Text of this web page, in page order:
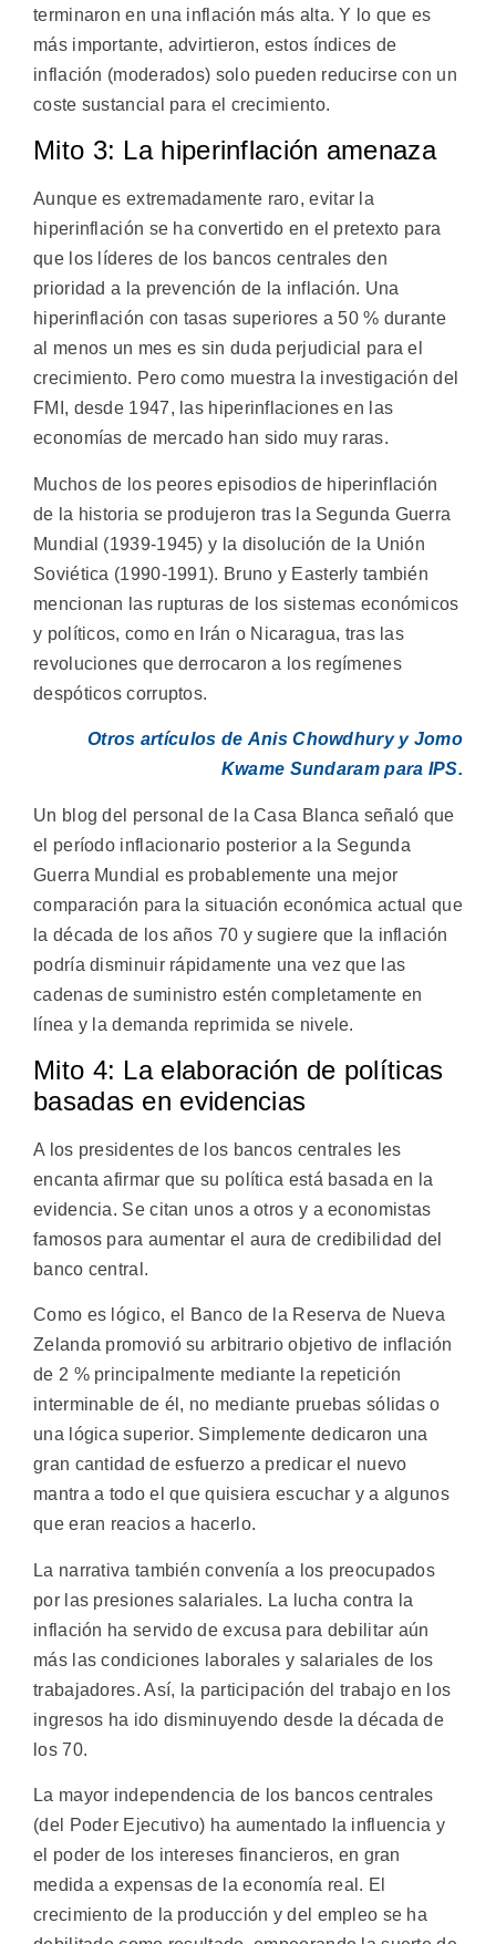
terminaron en una inflación más alta. Y lo que es
más importante, advirtieron, estos índices de
inflación (moderados) solo pueden reducirse con un
coste sustancial para el crecimiento.
Mito 3: La hiperinflación amenaza
Aunque es extremadamente raro, evitar la
hiperinflación se ha convertido en el pretexto para
que los líderes de los bancos centrales den
prioridad a la prevención de la inflación. Una
hiperinflación con tasas superiores a 50 % durante
al menos un mes es sin duda perjudicial para el
crecimiento. Pero como muestra la investigación del
FMI, desde 1947, las hiperinflaciones en las
economías de mercado han sido muy raras.
Muchos de los peores episodios de hiperinflación
de la historia se produjeron tras la Segunda Guerra
Mundial (1939-1945) y la disolución de la Unión
Soviética (1990-1991). Bruno y Easterly también
mencionan las rupturas de los sistemas económicos
y políticos, como en Irán o Nicaragua, tras las
revoluciones que derrocaron a los regímenes
despóticos corruptos.
Otros artículos de Anis Chowdhury y Jomo
Kwame Sundaram para IPS.
Un blog del personal de la Casa Blanca señaló que
el período inflacionario posterior a la Segunda
Guerra Mundial es probablemente una mejor
comparación para la situación económica actual que
la década de los años 70 y sugiere que la inflación
podría disminuir rápidamente una vez que las
cadenas de suministro estén completamente en
línea y la demanda reprimida se nivele.
Mito 4: La elaboración de políticas
basadas en evidencias
A los presidentes de los bancos centrales les
encanta afirmar que su política está basada en la
evidencia. Se citan unos a otros y a economistas
famosos para aumentar el aura de credibilidad del
banco central.
Como es lógico, el Banco de la Reserva de Nueva
Zelanda promovió su arbitrario objetivo de inflación
de 2 % principalmente mediante la repetición
interminable de él, no mediante pruebas sólidas o
una lógica superior. Simplemente dedicaron una
gran cantidad de esfuerzo a predicar el nuevo
mantra a todo el que quisiera escuchar y a algunos
que eran reacios a hacerlo.
La narrativa también convenía a los preocupados
por las presiones salariales. La lucha contra la
inflación ha servido de excusa para debilitar aún
más las condiciones laborales y salariales de los
trabajadores. Así, la participación del trabajo en los
ingresos ha ido disminuyendo desde la década de
los 70.
La mayor independencia de los bancos centrales
(del Poder Ejecutivo) ha aumentado la influencia y
el poder de los intereses financieros, en gran
medida a expensas de la economía real. El
crecimiento de la producción y del empleo se ha